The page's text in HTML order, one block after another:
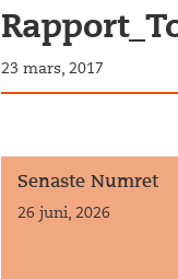
23 mars, 2017
Senaste Numret
26 juni, 2026